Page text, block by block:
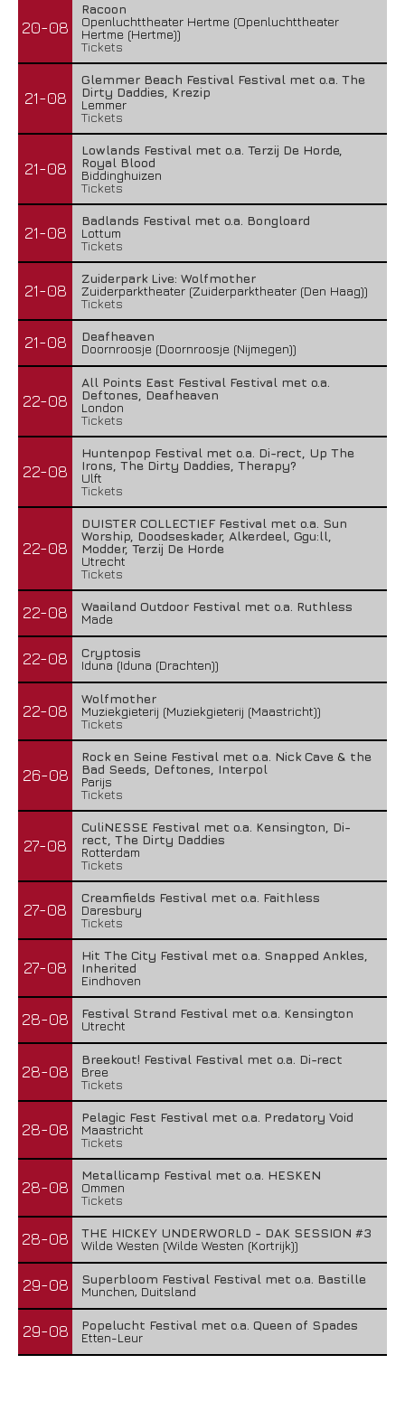
20-08
Racoon
Openluchttheater Hertme (Openluchttheater
Hertme (Hertme))
Tickets
21-08
Glemmer Beach Festival Festival met o.a. The
Dirty Daddies, Krezip
Lemmer
Tickets
21-08
Lowlands Festival met o.a. Terzij De Horde,
Royal Blood
Biddinghuizen
Tickets
21-08
Badlands Festival met o.a. Bongloard
Lottum
Tickets
21-08
Zuiderpark Live: Wolfmother
Zuiderparktheater (Zuiderparktheater (Den Haag))
Tickets
21-08
Deafheaven
Doornroosje (Doornroosje (Nijmegen))
22-08
All Points East Festival Festival met o.a.
Deftones, Deafheaven
London
Tickets
22-08
Huntenpop Festival met o.a. Di-rect, Up The
Irons, The Dirty Daddies, Therapy?
Ulft
Tickets
22-08
DUISTER COLLECTIEF Festival met o.a. Sun
Worship, Doodseskader, Alkerdeel, Ggu:ll,
Modder, Terzij De Horde
Utrecht
Tickets
22-08
Waailand Outdoor Festival met o.a. Ruthless
Made
22-08
Cryptosis
Iduna (Iduna (Drachten))
22-08
Wolfmother
Muziekgieterij (Muziekgieterij (Maastricht))
Tickets
26-08
Rock en Seine Festival met o.a. Nick Cave & the
Bad Seeds, Deftones, Interpol
Parijs
Tickets
27-08
CuliNESSE Festival met o.a. Kensington, Di-
rect, The Dirty Daddies
Rotterdam
Tickets
27-08
Creamfields Festival met o.a. Faithless
Daresbury
Tickets
27-08
Hit The City Festival met o.a. Snapped Ankles,
Inherited
Eindhoven
28-08
Festival Strand Festival met o.a. Kensington
Utrecht
28-08
Breekout! Festival Festival met o.a. Di-rect
Bree
Tickets
28-08
Pelagic Fest Festival met o.a. Predatory Void
Maastricht
Tickets
28-08
Metallicamp Festival met o.a. HESKEN
Ommen
Tickets
28-08
THE HICKEY UNDERWORLD - DAK SESSION #3
Wilde Westen (Wilde Westen (Kortrijk))
29-08
Superbloom Festival Festival met o.a. Bastille
Munchen, Duitsland
29-08
Popelucht Festival met o.a. Queen of Spades
Etten-Leur